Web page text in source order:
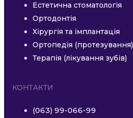
Естетична стоматологія
Ортодонтія
Хірургія та імплантація
Ортопедія (протезування)
Терапія (лікування зубів)
КОНТАКТИ
(063) 99-066-99